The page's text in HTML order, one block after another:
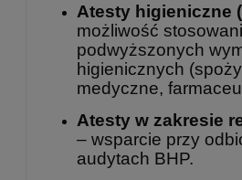
Atesty higieniczne
możliwość
podwyższonych
higienicznych
medyczne,
Atesty w zakresie
– wsparcie przy
audytach BHP.